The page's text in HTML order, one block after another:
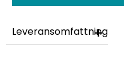
Leveransomfattning